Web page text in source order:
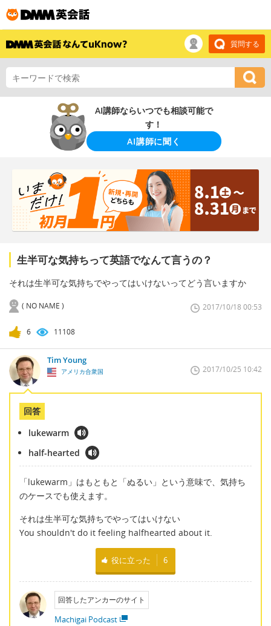
質問する
AI講師ならいつでも相談可能で
す！
AI講師に聞く
生半可な気持ちって英語でなんて言うの？
それは生半可な気持ちでやってはいけないってどう言いますか
( NO NAME ) 2017/10/18 00:53
6 11108
Tim Young
アメリカ合衆国 2017/10/25 10:42
回答
lukewarm
half-hearted
「lukewarm」はもともと「ぬるい」という意味で、気持ち
のケースでも使えます。
それは生半可な気持ちでやってはいけない
You shouldn't do it feeling halfhearted about it.
役に立った 6
回答したアンカーのサイト
Machigai Podcast